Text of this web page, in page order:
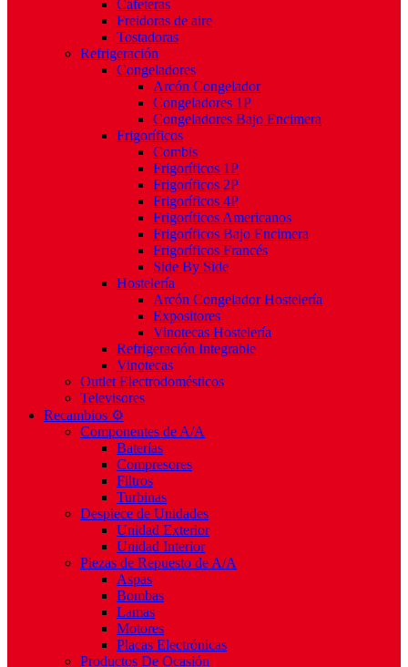
Cafeteras
Freidoras de aire
Tostadoras
Refrigeración
Congeladores
Arcón Congelador
Congeladores 1P
Congeladores Bajo Encimera
Frigoríficos
Combis
Frigoríficos 1P
Frigoríficos 2P
Frigoríficos 4P
Frigoríficos Americanos
Frigoríficos Bajo Encimera
Frigoríficos Francés
Side By Side
Hostelería
Arcón Congelador Hostelería
Expositores
Vinotecas Hostelería
Refrigeración Integrable
Vinotecas
Outlet Electrodomésticos
Televisores
Recambios ⚙️
Componentes de A/A
Baterías
Compresores
Filtros
Turbinas
Despiece de Unidades
Unidad Exterior
Unidad Interior
Piezas de Repuesto de A/A
Aspas
Bombas
Lamas
Motores
Placas Electrónicas
Productos De Ocasión